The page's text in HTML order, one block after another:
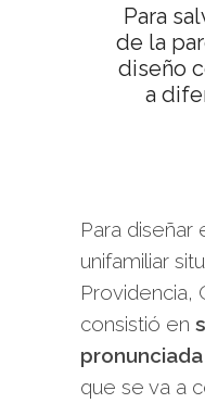
Para
de la
diseño
a
Para diseñar
unifamiliar
Providencia,
consistió en
que se va a